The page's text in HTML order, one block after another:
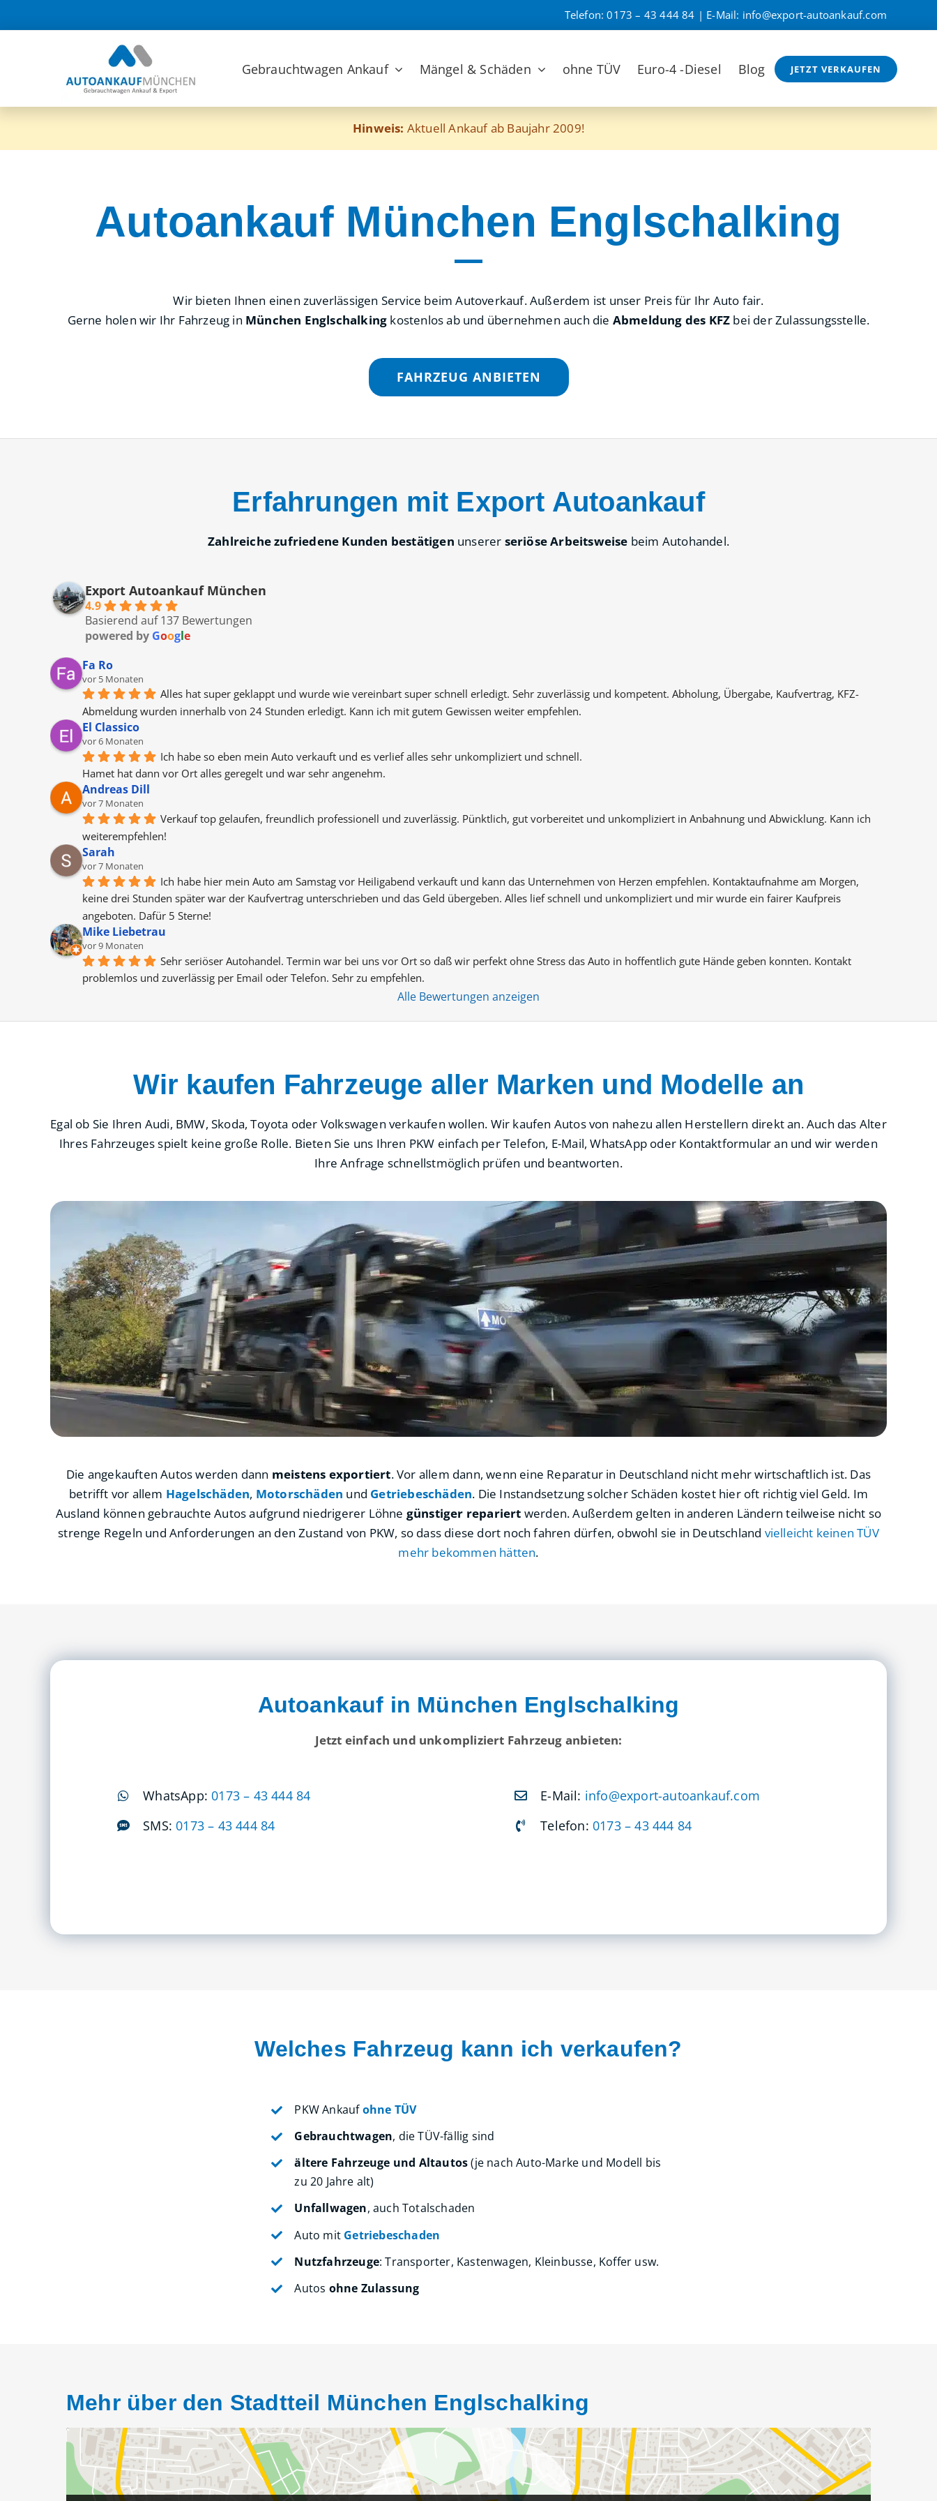
Inhalt
Telefon:0173 – 43 444 84 | E-Mail: info@export-autoankauf.com
Gebrauchtwagen Ankauf Mängel & Schäden ohne TÜV Euro-4 -Diesel Blog JETZT VERKAUFEN
Hinweis: Aktuell Ankauf ab Baujahr 2009!
Autoankauf München Englschalking
Wir bieten Ihnen einen zuverlässigen Service beim Autoverkauf. Außerdem ist unser Preis für Ihr Auto fair.
Gerne holen wir Ihr Fahrzeug in München Englschalking kostenlos ab und übernehmen auch die Abmeldung des KFZ bei der Zulassungsstelle.
FAHRZEUG ANBIETEN
Erfahrungen mit Export Autoankauf
Zahlreiche zufriedene Kunden bestätigen unserer seriöse Arbeitsweise beim Autohandel.
Export Autoankauf München
4.9
Basierend auf 137 Bewertungen
powered by Google
Fa Ro
vor 5 Monaten
Alles hat super geklappt und wurde wie vereinbart super schnell erledigt. Sehr zuverlässig und kompetent. Abholung, Übergabe, Kaufvertrag, KFZ-
Abmeldung wurden innerhalb von 24 Stunden erledigt. Kann ich mit gutem Gewissen weiter empfehlen.
El Classico
vor 6 Monaten
Ich habe so eben mein Auto verkauft und es verlief alles sehr unkompliziert und schnell.
Hamet hat dann vor Ort alles geregelt und war sehr angenehm.
Andreas Dill
vor 7 Monaten
Verkauf top gelaufen, freundlich professionell und zuverlässig. Pünktlich, gut vorbereitet und unkompliziert in Anbahnung und Abwicklung. Kann ich
weiterempfehlen!
Sarah
vor 7 Monaten
Ich habe hier mein Auto am Samstag vor Heiligabend verkauft und kann das Unternehmen von Herzen empfehlen. Kontaktaufnahme am Morgen,
keine drei Stunden später war der Kaufvertrag unterschrieben und das Geld übergeben. Alles lief schnell und unkompliziert und mir wurde ein fairer Kaufpreis
angeboten. Dafür 5 Sterne!
Mike Liebetrau
vor 9 Monaten
Sehr seriöser Autohandel. Termin war bei uns vor Ort so daß wir perfekt ohne Stress das Auto in hoffentlich gute Hände geben konnten. Kontakt
problemlos und zuverlässig per Email oder Telefon. Sehr zu empfehlen.
Alle Bewertungen anzeigen
Wir kaufen Fahrzeuge aller Marken und Modelle an
Egal ob Sie Ihren Audi, BMW, Skoda, Toyota oder Volkswagen verkaufen wollen. Wir kaufen Autos von nahezu allen Herstellern direkt an. Auch das Alter
Ihres Fahrzeuges spielt keine große Rolle. Bieten Sie uns Ihren PKW einfach per Telefon, E-Mail, WhatsApp oder Kontaktformular an und wir werden
Ihre Anfrage schnellstmöglich prüfen und beantworten.
Die angekauften Autos werden dann meistens exportiert. Vor allem dann, wenn eine Reparatur in Deutschland nicht mehr wirtschaftlich ist. Das
betrifft vor allem Hagelschäden, Motorschäden und Getriebeschäden. Die Instandsetzung solcher Schäden kostet hier oft richtig viel Geld. Im
Ausland können gebrauchte Autos aufgrund niedrigerer Löhne günstiger repariert werden. Außerdem gelten in anderen Ländern teilweise nicht so
strenge Regeln und Anforderungen an den Zustand von PKW, so dass diese dort noch fahren dürfen, obwohl sie in Deutschland vielleicht keinen TÜV
mehr bekommen hätten.
Autoankauf in München Englschalking
Jetzt einfach und unkompliziert Fahrzeug anbieten:
WhatsApp: 0173 – 43 444 84
SMS: 0173 – 43 444 84
E-Mail: info@export-autoankauf.com
Telefon: 0173 – 43 444 84
Welches Fahrzeug kann ich verkaufen?
PKW Ankaufohne TÜV
Gebrauchtwagen, die TÜV-fällig sind
ältere Fahrzeuge und Altautos(je nach Auto-Marke und Modell bis
zu 20 Jahre alt)
Unfallwagen, auch Totalschaden
Auto mit Getriebeschaden
Nutzfahrzeuge: Transporter, Kastenwagen, Kleinbusse, Koffer usw.
Autos ohne Zulassung
Mehr über den Stadtteil München Englschalking